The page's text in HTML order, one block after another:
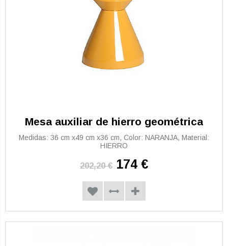
Mesa auxiliar de hierro geométrica
Medidas: 36 cm x49 cm x36 cm, Color: NARANJA, Material:
HIERRO
202,20 € 174 €